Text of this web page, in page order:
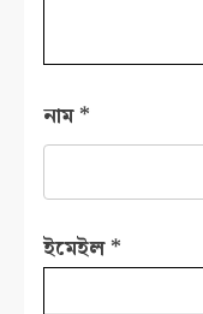
নাম*
ইমেইল*